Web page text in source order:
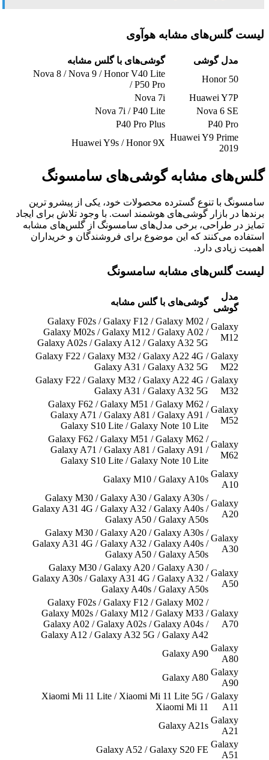
لیست گلس‌های مشابه هوآوی
مدل گوشی
گوشی‌های با گلس مشابه
Honor 50
Nova 8 / Nova 9 / Honor V40 Lite
/ P50 Pro
Huawei Y7P
Nova 7i
Nova 6 SE
Nova 7i / P40 Lite
P40 Pro
P40 Pro Plus
Huawei Y9 Prime
2019
Huawei Y9s / Honor 9X
گلس‌های مشابه گوشی‌های سامسونگ
سامسونگ با تنوع گسترده محصولات خود، یکی از پیشرو ترین
برندها در بازار گوشی‌های هوشمند است. با وجود تلاش برای ایجاد
تمایز در طراحی، برخی مدل‌های سامسونگ از گلس‌های مشابه
استفاده می‌کنند که این موضوع برای فروشندگان و خریداران
اهمیت زیادی دارد.
لیست گلس‌های مشابه سامسونگ
مدل
گوشی
گوشی‌های با گلس مشابه
Galaxy
M12
Galaxy F02s / Galaxy F12 / Galaxy M02 /
Galaxy M02s / Galaxy M12 / Galaxy A02 /
Galaxy A02s / Galaxy A12 / Galaxy A32 5G
Galaxy
M22
Galaxy F22 / Galaxy M32 / Galaxy A22 4G /
Galaxy A31 / Galaxy A32 5G
Galaxy
M32
Galaxy F22 / Galaxy M32 / Galaxy A22 4G /
Galaxy A31 / Galaxy A32 5G
Galaxy
M52
Galaxy F62 / Galaxy M51 / Galaxy M62 /
Galaxy A71 / Galaxy A81 / Galaxy A91 /
Galaxy S10 Lite / Galaxy Note 10 Lite
Galaxy
M62
Galaxy F62 / Galaxy M51 / Galaxy M62 /
Galaxy A71 / Galaxy A81 / Galaxy A91 /
Galaxy S10 Lite / Galaxy Note 10 Lite
Galaxy
A10
Galaxy M10 / Galaxy A10s
Galaxy
A20
Galaxy M30 / Galaxy A30 / Galaxy A30s /
Galaxy A31 4G / Galaxy A32 / Galaxy A40s /
Galaxy A50 / Galaxy A50s
Galaxy
A30
Galaxy M30 / Galaxy A20 / Galaxy A30s /
Galaxy A31 4G / Galaxy A32 / Galaxy A40s /
Galaxy A50 / Galaxy A50s
Galaxy
A50
Galaxy M30 / Galaxy A20 / Galaxy A30 /
Galaxy A30s / Galaxy A31 4G / Galaxy A32 /
Galaxy A40s / Galaxy A50s
Galaxy
A70
Galaxy F02s / Galaxy F12 / Galaxy M02 /
Galaxy M02s / Galaxy M12 / Galaxy M33 /
Galaxy A02 / Galaxy A02s / Galaxy A04s /
Galaxy A12 / Galaxy A32 5G / Galaxy A42
Galaxy
A80
Galaxy A90
Galaxy
A90
Galaxy A80
Galaxy
A11
Xiaomi Mi 11 Lite / Xiaomi Mi 11 Lite 5G /
Xiaomi Mi 11
Galaxy
A21
Galaxy A21s
Galaxy
A51
Galaxy A52 / Galaxy S20 FE